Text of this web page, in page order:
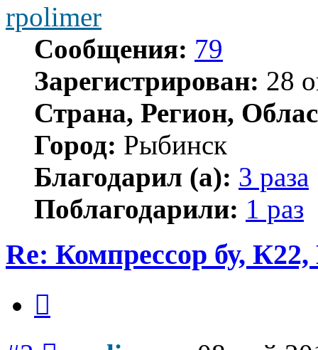
rpolimer
Сообщения: 79
Зарегистрирован: 28
Страна, Регион,
Город: Рыбинск
Благодарил (а): 3 раза
Поблагодарили: 1 раз
Re: Компрессор бу,